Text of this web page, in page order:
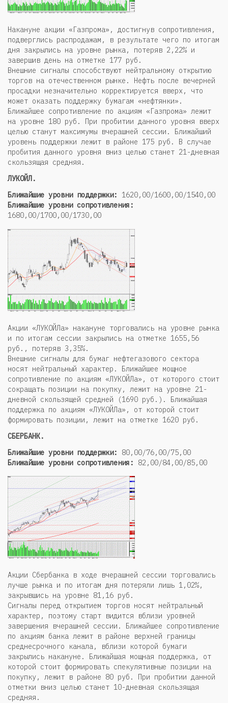
Накануне акции «Газпрома», достигнув сопротивления,
подверглись распродажам, в результате чего по итогам
дня закрылись на уровне рынка, потеряв 2,22% и
завершив день на отметке 177 руб.
Внешние сигналы способствуют нейтральному открытию
торгов на отечественном рынке. Нефть после вечерней
просадки незначительно корректируется вверх, что
может оказать поддержку бумагам «нефтянки».
Ближайшее сопротивление по акциям «Газпрома» лежит
на уровне 180 руб. При пробитии данного уровня вверх
целью станут максимумы вчерашней сессии. Ближайший
уровень поддержки лежит в районе 175 руб. В случае
пробития данного уровня вниз целью станет 21-дневная
скользящая средняя.
ЛУКОЙЛ.
Ближайшие уровни поддержки:
1620,00/1600,00/1540,00
Ближайшие уровни сопротивления:
1680,00/1700,00/1730,00
Акции «ЛУКОЙЛа» накануне торговались на уровне рынка
и по итогам сессии закрылись на отметке 1655,56
руб., потеряв 3,35%.
Внешние сигналы для бумаг нефтегазового сектора
носят нейтральный характер. Ближайшее мощное
сопротивление по акциям «ЛУКОЙЛа», от которого стоит
сокращать позиции на покупку, лежит на уровне 21-
дневной скользящей средней (1690 руб.). Ближайшая
поддержка по акциям «ЛУКОЙЛа», от которой стоит
формировать позиции, лежит на отметке 1620 руб.
СБЕРБАНК.
Ближайшие уровни поддержки:
80,00/76,00/75,00
Ближайшие уровни сопротивления:
82,00/84,00/85,00
Акции Сбербанка в ходе вчерашней сессии торговались
лучше рынка и по итогам дня потеряли лишь 1,02%,
закрывшись на уровне 81,16 руб.
Сигналы перед открытием торгов носят нейтральный
характер, поэтому старт видится вблизи уровней
завершения вчерашней сессии. Ближайшее сопротивление
по акциям банка лежит в районе верхней границы
среднесрочного канала, вблизи которой бумаги
закрылись накануне. Ближайшая мощная поддержка, от
которой стоит формировать спекулятивные позиции на
покупку, лежит в районе 80 руб. При пробитии данной
отметки вниз целью станет 10-дневная скользящая
средняя.